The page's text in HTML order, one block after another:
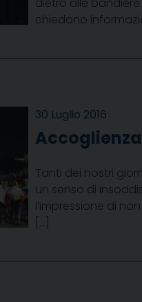
dietro alle
chiedono
30 Luglio 2016
Tanti dei nostri
un senso di
l’impressione di
[…]